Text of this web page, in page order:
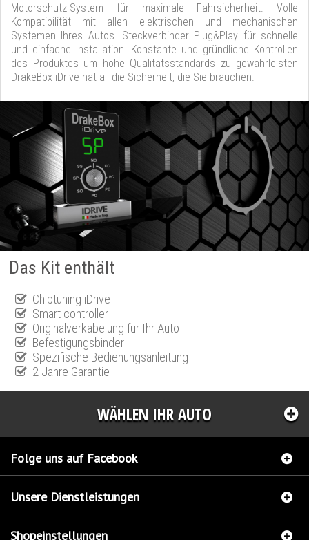
Motorschutz-System für maximale Fahrsicherheit. Volle
Kompatibilität mit allen elektrischen und mechanischen
Systemen Ihres Autos. Steckverbinder Plug&Play für schnelle
und einfache Installation. Konstante und gründliche Kontrollen
des Produktes um hohe Qualitätsstandards zu gewährleisten
DrakeBox iDrive hat all die Sicherheit, die Sie brauchen.
Das Kit enthält
Chiptuning iDrive
Smart controller
Originalverkabelung für Ihr Auto
Befestigungsbinder
Spezifische Bedienungsanleitung
2 Jahre Garantie
WÄHLEN IHR AUTO
Folge uns auf Facebook
Unsere Dienstleistungen
Shopeinstellungen